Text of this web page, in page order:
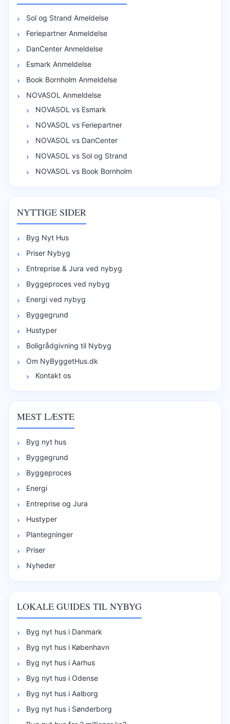
Sol og Strand Ameldelse
Feriepartner Anmeldelse
DanCenter Anmeldelse
Esmark Anmeldelse
Book Bornholm Anmeldelse
NOVASOL Anmeldelse
NOVASOL vs Esmark
NOVASOL vs Feriepartner
NOVASOL vs DanCenter
NOVASOL vs Sol og Strand
NOVASOL vs Book Bornholm
NYTTIGE SIDER
Byg Nyt Hus
Priser Nybyg
Entreprise & Jura ved nybyg
Byggeproces ved nybyg
Energi ved nybyg
Byggegrund
Hustyper
Boligrådgivning til Nybyg
Om NyByggetHus.dk
Kontakt os
MEST LÆSTE
Byg nyt hus
Byggegrund
Byggeproces
Energi
Entreprise og Jura
Hustyper
Plantegninger
Priser
Nyheder
LOKALE GUIDES TIL NYBYG
Byg nyt hus i Danmark
Byg nyt hus i København
Byg nyt hus i Aarhus
Byg nyt hus i Odense
Byg nyt hus i Aalborg
Byg nyt hus i Sønderborg